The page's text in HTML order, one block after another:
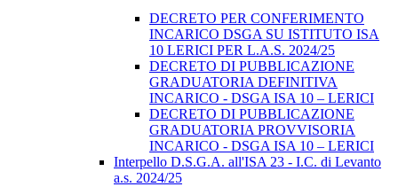
DECRETO PER CONFERIMENTO
INCARICO DSGA SU ISTITUTO ISA
10 LERICI PER L.A.S. 2024/25
DECRETO DI PUBBLICAZIONE
GRADUATORIA DEFINITIVA
INCARICO - DSGA ISA 10 – LERICI
DECRETO DI PUBBLICAZIONE
GRADUATORIA PROVVISORIA
INCARICO - DSGA ISA 10 – LERICI
Interpello D.S.G.A. all'ISA 23 - I.C. di Levanto
a.s. 2024/25